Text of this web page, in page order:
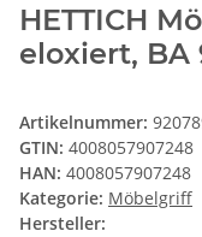
HETTICH
eloxiert, BA
Artikelnummer:
GTIN: 4008057907248
HAN: 4008057907248
Kategorie: Möbelgriff
Hersteller: